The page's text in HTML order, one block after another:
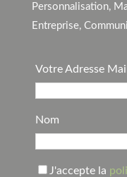
Personnalisation,
Entreprise,
Votre Adresse
Nom
J'accepte la